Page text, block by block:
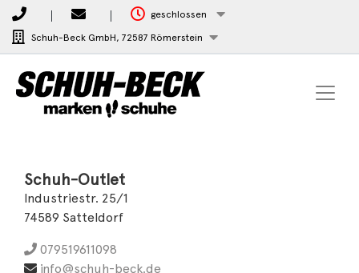
geschlossen
Schuh-Beck GmbH, 72587 Römerstein
Schuh-Outlet
Industriestr. 25/1
74589 Satteldorf
079519611098
info@schuh-beck.de